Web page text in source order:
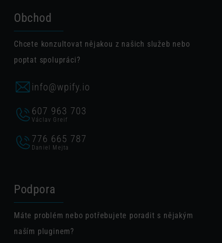
Obchod
Chcete konzultovat nějakou z našich služeb nebo
poptat spolupráci?
info@wpify.io
607 963 703
Václav Greif
776 665 787
Daniel Mejta
Podpora
Máte problém nebo potřebujete poradit s nějakým
naším pluginem?